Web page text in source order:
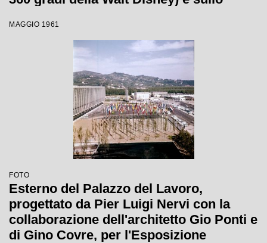
MAGGIO 1961
FOTO
Esterno del Palazzo del Lavoro,
progettato da Pier Luigi Nervi con la
collaborazione dell'architetto Gio Ponti e
di Gino Covre, per l'Esposizione